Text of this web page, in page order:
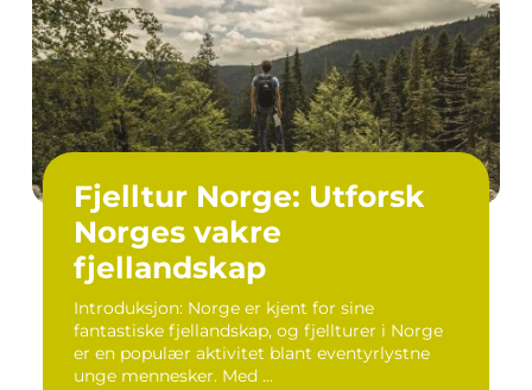
Fjelltur Norge: Utforsk
Norges vakre
fjellandskap
Introduksjon: Norge er kjent for sine
fantastiske fjellandskap, og fjellturer i Norge
er en populær aktivitet blant eventyrlystne
unge mennesker. Med ...